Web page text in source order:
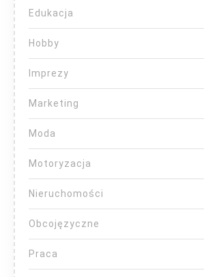
Edukacja
Hobby
Imprezy
Marketing
Moda
Motoryzacja
Nieruchomości
Obcojęzyczne
Praca